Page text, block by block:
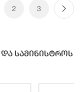
2 3
სამინისტროს